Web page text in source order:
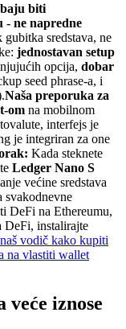
biti
- ne napredne
gubitka sredstava, ne
jednostavan setup
opcija, dobar
seed phrase-a, i
Naša preporuka za
om na mobilnom
interfejs je
je integriran za one
Kada steknete
Ledger Nano S
većine sredstava
svakodnevne
DeFi na Ethereumu,
DeFi, instalirajte
vodič kako kupiti
na vlastiti wallet
iznose